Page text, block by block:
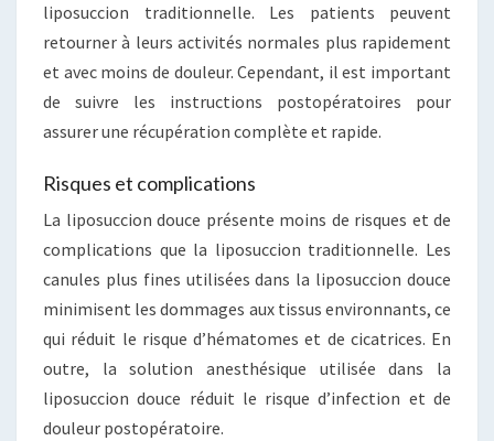
liposuccion traditionnelle. Les patients peuvent
retourner à leurs activités normales plus rapidement
et avec moins de douleur. Cependant, il est important
de suivre les instructions postopératoires pour
assurer une récupération complète et rapide.
Risques et complications
La liposuccion douce présente moins de risques et de
complications que la liposuccion traditionnelle. Les
canules plus fines utilisées dans la liposuccion douce
minimisent les dommages aux tissus environnants, ce
qui réduit le risque d’hématomes et de cicatrices. En
outre, la solution anesthésique utilisée dans la
liposuccion douce réduit le risque d’infection et de
douleur postopératoire.